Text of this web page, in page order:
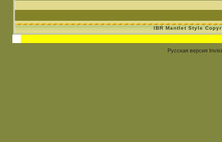
IBR Mantlet Style
Русская версия